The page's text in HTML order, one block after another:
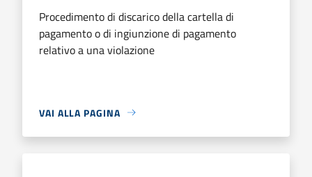
Procedimento di discarico della cartella di
pagamento o di ingiunzione di pagamento
relativo a una violazione
VAI ALLA PAGINA